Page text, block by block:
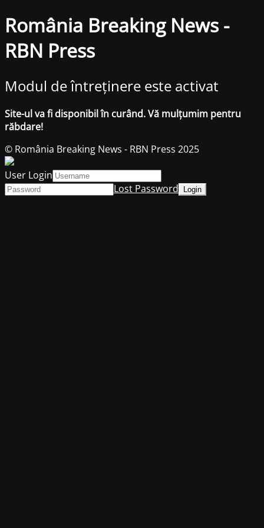
România Breaking News -
RBN Press
Modul de întreținere este activat
Site-ul va fi disponibil în curând. Vă mulțumim pentru
răbdare!
© România Breaking News - RBN Press 2025
User Login
Lost Password